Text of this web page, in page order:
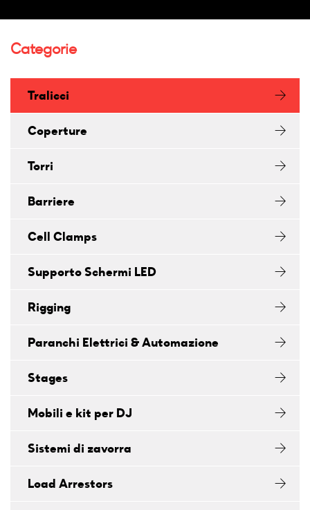
Categorie
Tralicci
Coperture
Torri
Barriere
Cell Clamps
Supporto Schermi LED
Rigging
Paranchi Elettrici & Automazione
Stages
Mobili e kit per DJ
Sistemi di zavorra
Load Arrestors